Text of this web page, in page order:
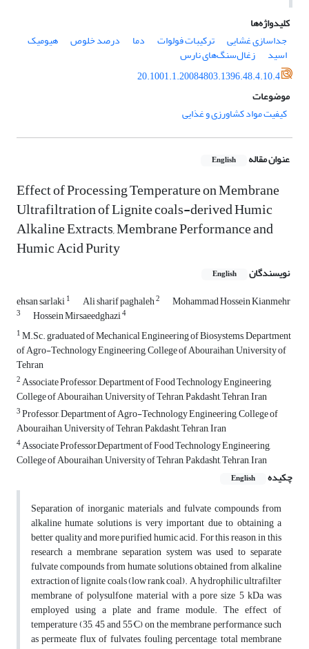
کلیدواژه‌ها
جداسازی غشایی
ترکیبات فولوات دما درصد خلوص هیومیک
اسید
زغال‌سنگ‌های نارس
20.1001.1.20084803.1396.48.4.10.4
موضوعات
کیفیت مواد کشاورزی و غذایی
عنوان مقاله English
Effect of Processing Temperature on Membrane
Ultrafiltration of Lignite coals-derived Humic
Alkaline Extracts, Membrane Performance and
Humic Acid Purity
نویسندگان English
ehsan sarlaki1 Ali sharif paghaleh2 Mohammad Hossein Kianmehr
3 Hossein Mirsaeedghazi4
1M.Sc. graduated of Mechanical Engineering of Biosystems, Department
of Agro-Technology Engineering, College of Abouraihan, University of
Tehran
2Associate Professor, Department of Food Technology Engineering,
College of Abouraihan, University of Tehran, Pakdasht, Tehran, Iran
3Professor, Department of Agro-Technology Engineering, College of
Abouraihan, University of Tehran, Pakdasht, Tehran, Iran
4Associate Professor,Department of Food Technology Engineering,
College of Abouraihan, University of Tehran, Pakdasht, Tehran, Iran
چکیده
English
Separation of inorganic materials and fulvate compounds from
alkaline humate solutions is very important due to obtaining a
better quality and more purified humic acid. For this reason, in this
research a membrane separation system was used to separate
fulvate compounds from humate solutions obtained from alkaline
extraction of lignite coals (low rank coal). A hydrophilic ultrafilter
membrane of polysulfone material with a pore size 5 kDa was
employed using a plate and frame module. The effect of
temperature (35, 45 and 55°C) on the membrane performance such
as permeate flux of fulvates, fouling percentage, total membrane